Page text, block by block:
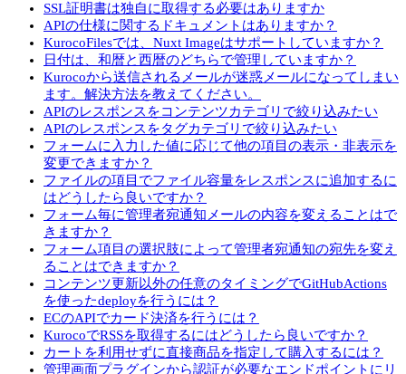
SSL証明書は独自に取得する必要はありますか
APIの仕様に関するドキュメントはありますか？
KurocoFilesでは、Nuxt Imageはサポートしていますか？
日付は、和暦と西暦のどちらで管理していますか？
Kurocoから送信されるメールが迷惑メールになってしまい
ます。解決方法を教えてください。
APIのレスポンスをコンテンツカテゴリで絞り込みたい
APIのレスポンスをタグカテゴリで絞り込みたい
フォームに入力した値に応じて他の項目の表示・非表示を
変更できますか？
ファイルの項目でファイル容量をレスポンスに追加するに
はどうしたら良いですか？
フォーム毎に管理者宛通知メールの内容を変えることはで
きますか？
フォーム項目の選択肢によって管理者宛通知の宛先を変え
ることはできますか？
コンテンツ更新以外の任意のタイミングでGitHubActions
を使ったdeployを行うには？
ECのAPIでカード決済を行うには？
KurocoでRSSを取得するにはどうしたら良いですか？
カートを利用せずに直接商品を指定して購入するには？
管理画面プラグインから認証が必要なエンドポイントにリ